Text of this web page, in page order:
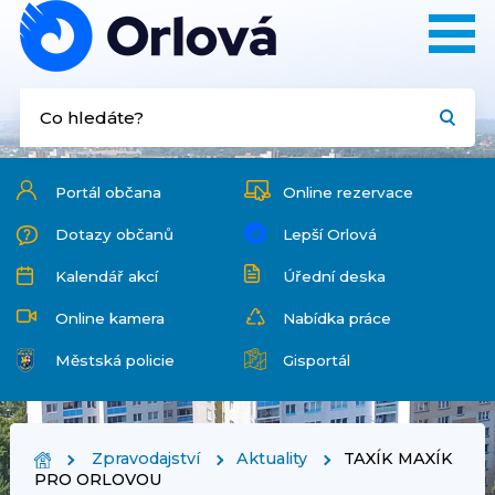
Portál občana Online rezervace
Dotazy občanů Lepší Orlová
Kalendář akcí Úřední deska
Online kamera Nabídka práce
Městská policie Gisportál
Zpravodajství Aktuality
TAXÍK MAXÍK
PRO ORLOVOU